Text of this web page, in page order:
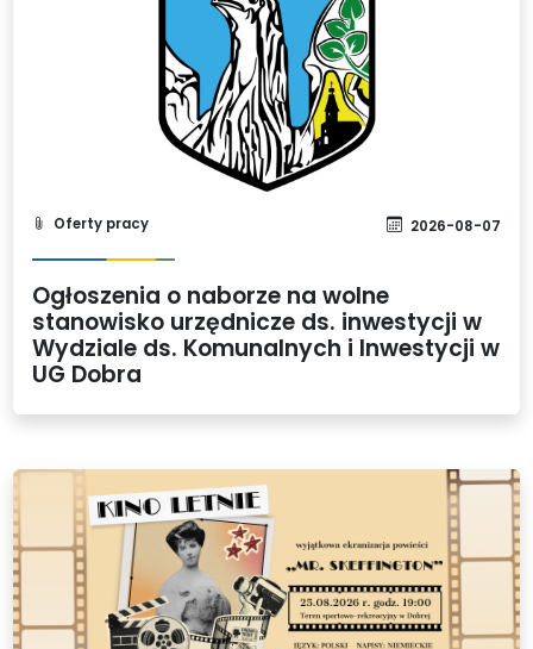
Oferty pracy 2026-08-07
Ogłoszenia o naborze na wolne
stanowisko urzędnicze ds. inwestycji w
Wydziale ds. Komunalnych i Inwestycji w
UG Dobra